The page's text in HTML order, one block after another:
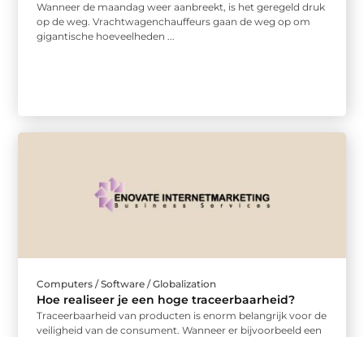
Wanneer de maandag weer aanbreekt, is het geregeld druk
op de weg. Vrachtwagenchauffeurs gaan de weg op om
gigantische hoeveelheden ...
Computers / Software / Globalization
Hoe realiseer je een hoge traceerbaarheid?
Traceerbaarheid van producten is enorm belangrijk voor de
veiligheid van de consument. Wanneer er bijvoorbeeld een